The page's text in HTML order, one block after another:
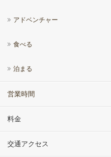
アドベンチャー
食べる
泊まる
営業時間
料金
交通アクセス